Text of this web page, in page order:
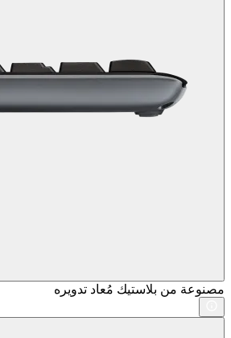
مصنوعة من بلاستيك مُعاد تدويره